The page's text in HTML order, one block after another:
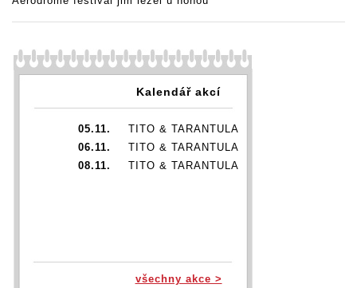
Kalendář akcí
05.11.
TITO & TARANTULA
06.11.
TITO & TARANTULA
08.11.
TITO & TARANTULA
všechny akce >